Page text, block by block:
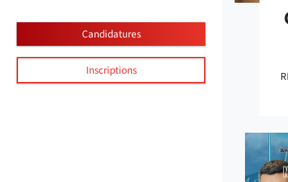
Candidatures
Inscriptions